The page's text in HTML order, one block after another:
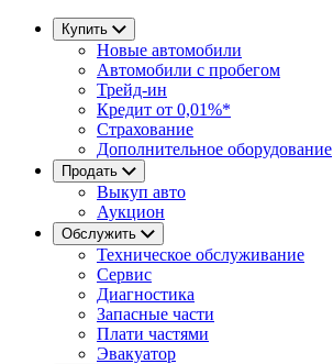
Купить
Новые автомобили
Автомобили с пробегом
Трейд-ин
Кредит от 0,01%*
Страхование
Дополнительное оборудование
Продать
Выкуп авто
Аукцион
Обслужить
Техническое обслуживание
Сервис
Диагностика
Запасные части
Плати частями
Эвакуатор